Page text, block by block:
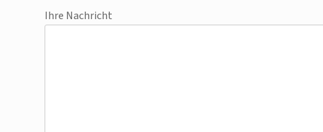
Ihre Nachricht